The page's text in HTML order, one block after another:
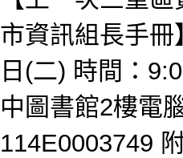
市資訊組長手
日(二) 時間：
中圖書館2樓電
114E0003749